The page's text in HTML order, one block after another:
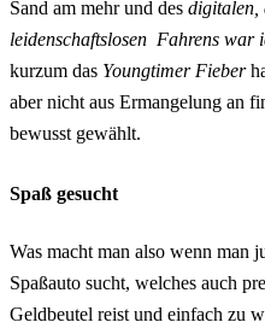
Sand am mehr und des digitalen,
leidenschaftslosen Fahrens war
kurzum das Youngtimer Fieber
aber nicht aus Ermangelung an
bewusst gewählt.
Spaß gesucht
Was macht man also wenn man
Spaßauto sucht, welches auch
Geldbeutel reist und einfach zu